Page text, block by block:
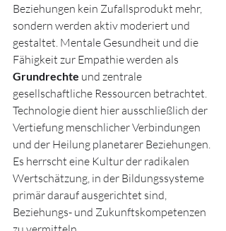
Beziehungen kein Zufallsprodukt mehr,
sondern werden aktiv moderiert und
gestaltet. Mentale Gesundheit und die
Fähigkeit zur Empathie werden als
Grundrechte und zentrale
gesellschaftliche Ressourcen betrachtet.
Technologie dient hier ausschließlich der
Vertiefung menschlicher Verbindungen
und der Heilung planetarer Beziehungen.
Es herrscht eine Kultur der radikalen
Wertschätzung, in der Bildungssysteme
primär darauf ausgerichtet sind,
Beziehungs- und Zukunftskompetenzen